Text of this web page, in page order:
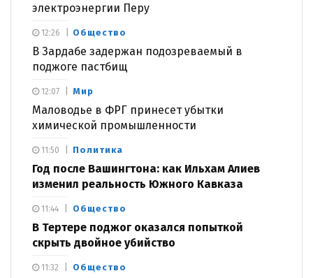
электроэнергии Перу
Общество
В Зардабе задержан подозреваемый в
поджоге пастбищ
12:26
Мир
Маловодье в ФРГ принесет убытки
химической промышленности
12:07
Политика
Год после Вашингтона: как Ильхам Алиев
изменил реальность Южного Кавказа
11:50
Общество
В Тертере поджог оказался попыткой
скрыть двойное убийство
11:44
Общество
11:32